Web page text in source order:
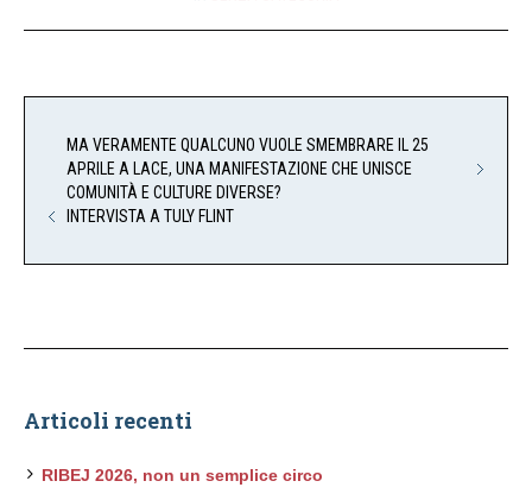
MA VERAMENTE QUALCUNO VUOLE SMEMBRARE IL 25
APRILE A LACE, UNA MANIFESTAZIONE CHE UNISCE
COMUNITÀ E CULTURE DIVERSE?
INTERVISTA A TULY FLINT
Articoli recenti
RIBEJ 2026, non un semplice circo